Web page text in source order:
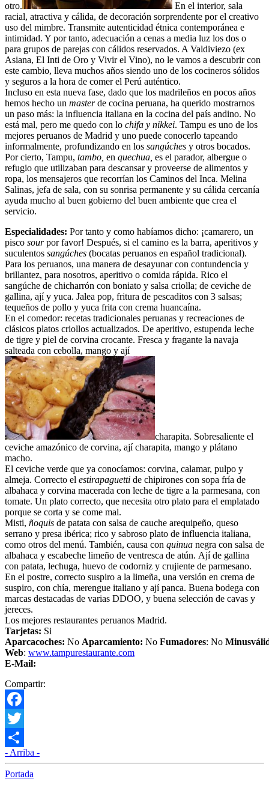
otro.
En el interior, sala
racial, atractiva y cálida, de decoración sorprendente por el creativo
uso del mimbre. Transmite autenticidad étnica contemporánea e
intimidad. Y por tanto, adecuación a cenas a media luz los dos o
para grupos de parejas con cálidos reservados. A Valdiviezo (ex
Asiana, El Inti de Oro y Vivir el Vino), no le vamos a descubrir con
este cambio, lleva muchos años siendo uno de los cocineros sólidos
y seguros a la hora de comer el Perú auténtico.
Incluso en esta nueva fase, dado que los madrileños en pocos años
hemos hecho un masterde cocina peruana, ha querido mostrarnos
un paso más: la influencia italiana en la cocina del país andino. No
está mal, pero me quedo con lo chifa y nikkei. Tampu es uno de los
mejores peruanos de Madrid y uno puede conocerlo tapeando
informalmente, profundizando en los sangúches y otros bocados.
Por cierto, Tampu, tambo, en quechua, es el parador, albergue o
refugio que utilizaban para descansar y proveerse de alimentos y
ropa, los mensajeros que recorrían los Caminos del Inca. Melina
Salinas, jefa de sala, con su sonrisa permanente y su cálida cercanía
ayuda mucho al buen gobierno del buen ambiente que crea el
servicio.
Especialidades: Por tanto y como habíamos dicho: ¡camarero, un
pisco sourpor favor! Después, si el camino es la barra, aperitivos y
suculentos sangúches (bocatas peruanos en español tradicional).
Para los peruanos, una manera de desayunar con contundencia y
brillantez, para nosotros, aperitivo o comida rápida. Rico el
sangúche de chicharrón con boniato y salsa criolla; de ceviche de
gallina, ají y yuca. Jalea pop, fritura de pescaditos con 3 salsas;
tequeños de pollo y yuca frita con crema huancaína.
En el comedor: recetas tradicionales peruanas y recreaciones de
clásicos platos criollos actualizados. De aperitivo, estupenda leche
de tigre y piel de corvina crocante. Fresca y fragante la navaja
salteada con cebolla, mango y ají
charapita. Sobresaliente el
ceviche amazónico de corvina, ají charapita, mango y plátano
macho.
El ceviche verde que ya conocíamos: corvina, calamar, pulpo y
almeja. Correcto el estirapaguetti de chipirones con sopa fría de
albahaca y corvina macerada con leche de tigre a la parmesana, con
tomate. Un plato correcto, que necesita otro plato para el emplatado
porque se corta y se come mal.
Misti, ñoquis de patata con salsa de cauche arequipeño, queso
serrano y presa ibérica; rico y sabroso plato de influencia italiana,
como otros del menú. También, causa con quinua negra con salsa de
albahaca y escabeche limeño de ventresca de atún. Ají de gallina
con patata, lechuga, huevo de codorniz y crujiente de parmesano.
En el postre, correcto suspiro a la limeña, una versión en crema de
suspiro, con chía, merengue italiano y ají panca. Buena bodega con
marcas destacadas de varias DDOO, y buena selección de cavas y
jereces.
Los mejores restaurantes peruanos Madrid.
Tarjetas: Si
Aparcacoches: No Aparcamiento: No Fumadores: No
Web: www.tampurestaurante.com
E-Mail:
Compartir:
Facebook
Twitter
Compartir
- Arriba -
Portada